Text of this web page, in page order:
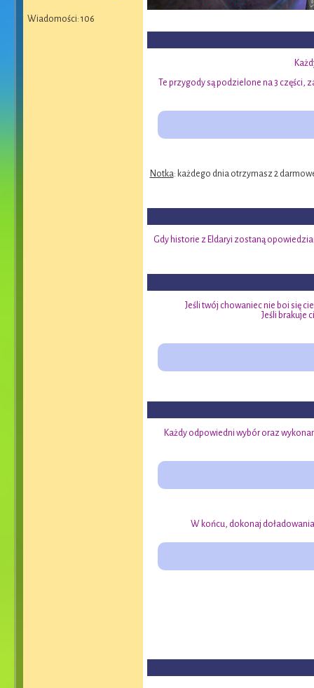
Wiadomości: 106
Te przygody są podzielone na 3 części,
Notka: każdego dnia otrzymasz 2
Gdy historie z Eldaryi zostaną
Jeśli twój chowaniec nie boi się
Jeśli brakuje
Każdy odpowiedni wybór oraz
W końcu, dokonaj